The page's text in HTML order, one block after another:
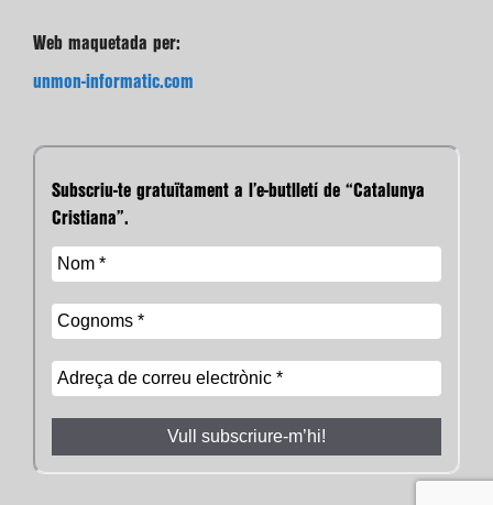
Web maquetada per:
unmon-informatic.com
Subscriu-te gratuïtament a l’e-butlletí de “Catalunya
Cristiana”.